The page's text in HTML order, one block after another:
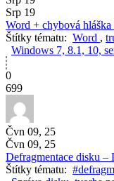
Srp 19
Word + chybová
Štítky tématu: Word ,
Windows 7, 8.1, 10,
0
699
Čvn 09, 25
Čvn 09, 25
Defragmentace disku –
Štítky tématu: